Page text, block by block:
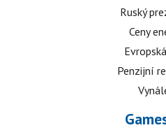
Ruský
Ceny
Penzijní